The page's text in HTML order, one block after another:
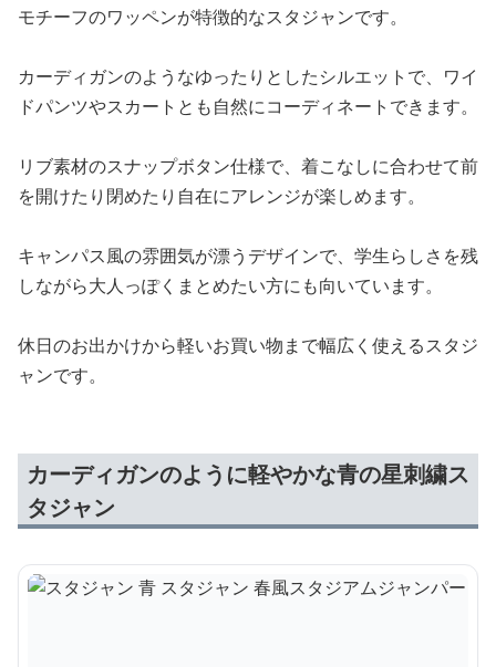
モチーフのワッペンが特徴的なスタジャンです。
カーディガンのようなゆったりとしたシルエットで、ワイ
ドパンツやスカートとも自然にコーディネートできます。
リブ素材のスナップボタン仕様で、着こなしに合わせて前
を開けたり閉めたり自在にアレンジが楽しめます。
キャンパス風の雰囲気が漂うデザインで、学生らしさを残
しながら大人っぽくまとめたい方にも向いています。
休日のお出かけから軽いお買い物まで幅広く使えるスタジ
ャンです。
カーディガンのように軽やかな青の星刺繍ス
タジャン